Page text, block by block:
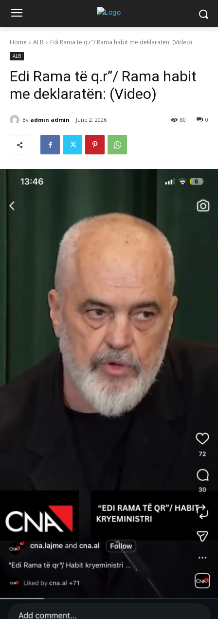
Home ALB Edi Rama të q.r”/ Rama habit me deklaratën: (Video)
ALB
Edi Rama të q.r”/ Rama habit
me deklaratën: (Video)
By admin admin June 2, 2026 0
80